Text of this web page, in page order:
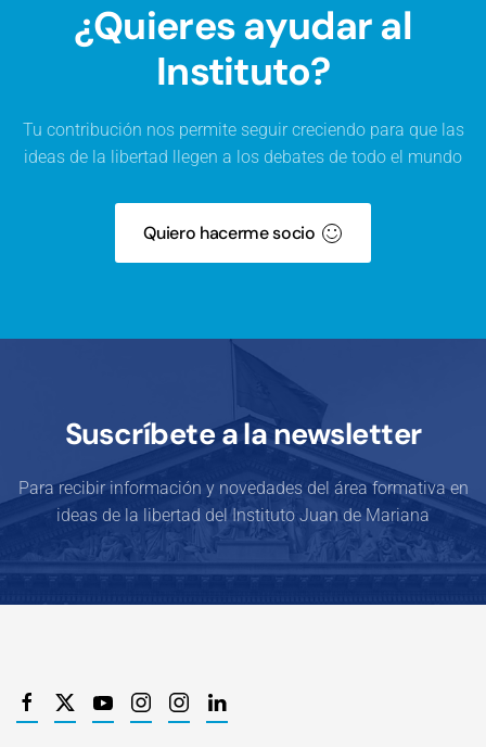
¿Quieres ayudar al
Instituto?
Tu contribución nos permite seguir creciendo para que las
ideas de la libertad llegen a los debates de todo el mundo
Quiero hacerme socio
Suscríbete a la newsletter
Para recibir información y novedades del área formativa en
ideas de la libertad del Instituto Juan de Mariana